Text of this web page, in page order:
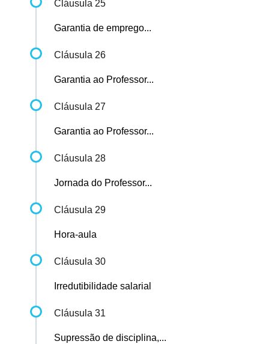
Cláusula 25
Garantia de emprego...
Cláusula 26
Garantia ao Professor...
Cláusula 27
Garantia ao Professor...
Cláusula 28
Jornada do Professor...
Cláusula 29
Hora-aula
Cláusula 30
Irredutibilidade salarial
Cláusula 31
Supressão de disciplina,...